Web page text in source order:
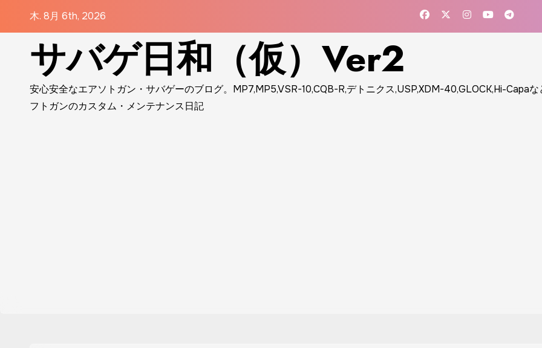
木. 8月 6th, 2026
サバゲ日和（仮）Ver2
安心安全なエアソトガン・サバゲーのブログ。MP7,MP5,VSR-10,CQB-R,デトニクス,USP,XDM-40,GLOCK,Hi-Capa
フトガンのカスタム・メンテナンス日記